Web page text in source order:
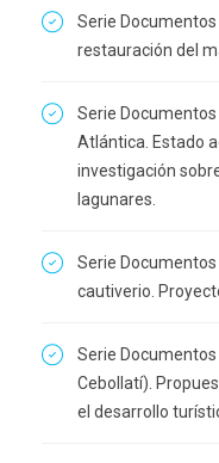
Serie Documentos
restauración del
Serie Documentos
Atlántica. Estado
investigación
lagunares.
Serie Documentos
cautiverio.
Serie Documentos
Cebollatí).
el desarrollo